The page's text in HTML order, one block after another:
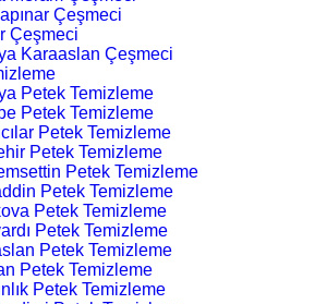
Çeşmeci
Çeşmeci
Karaaslan Çeşmeci
Petek Temizleme
Petek Temizleme
Petek Temizleme
Petek Temizleme
Petek Temizleme
Petek Temizleme
Petek Temizleme
Petek Temizleme
Petek Temizleme
Petek Temizleme
Petek Temizleme